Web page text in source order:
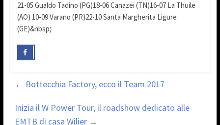
21-05 Gualdo Tadino (PG)18-06 Canazei (TN)16-07 La Thuile
(AO) 10-09 Varano (PR)22-10 Santa Margherita Ligure
(GE)&nbsp;
← Bottecchia Factory, ecco il Team 2017
Inizia il W Power Tour, il roadshow dedicato alle
EMTB di casa Wilier →